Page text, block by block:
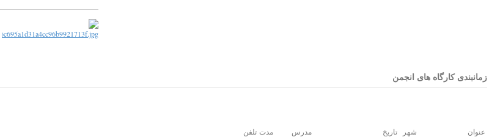
زمانبندی کارگاه های انجمن
عنوان شهر تاریخ مدرس مدت تلفن